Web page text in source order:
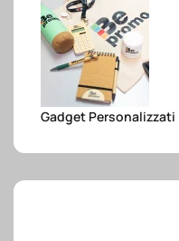
Gadget Personalizzati